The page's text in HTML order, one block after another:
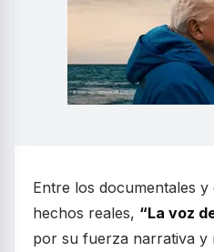
Entre los documentales y
hechos reales, “La voz
por su fuerza narrativa y